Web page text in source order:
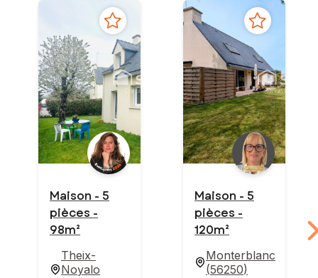
Maison - 5
pièces -
98m²
Theix-
Noyalo
Maison - 5
pièces -
120m²
Monterblanc
(56250)